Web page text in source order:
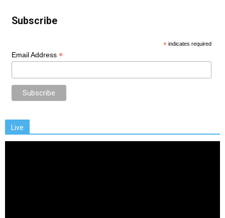
Subscribe
* indicates required
Email Address *
Live